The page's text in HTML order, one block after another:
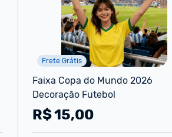
Frete Grátis
Faixa Copa do Mundo 2026
Decoração Futebol
R$15,00